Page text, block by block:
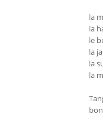
la
la
le
la
la
la